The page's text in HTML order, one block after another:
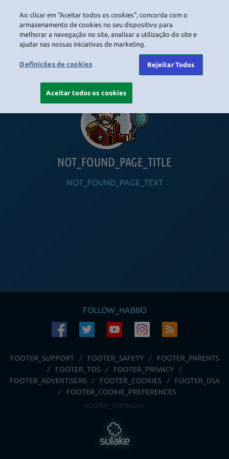
NOT_FOUND_PAGE_TITLE
NOT_FOUND_PAGE_TEXT
FOLLOW_HABBO
FOOTER_SUPPORT FOOTER_SAFETY
FOOTER_PARENTS
FOOTER_TOS
FOOTER_PRIVACY
FOOTER_ADVERTISERS
FOOTER_COOKIES
FOOTER_DSA
FOOTER_COOKIE_PREFERENCES
FOOTER_COPYRIGHT
Ao clicar em "Aceitar todos os cookies", concorda com o
armazenamento de cookies no seu dispositivo para
melhorar a navegação no site, analisar a utilização do site e
ajudar nas nossas iniciativas de marketing.
Definições de cookies Rejeitar Todos
Aceitar todos os cookies